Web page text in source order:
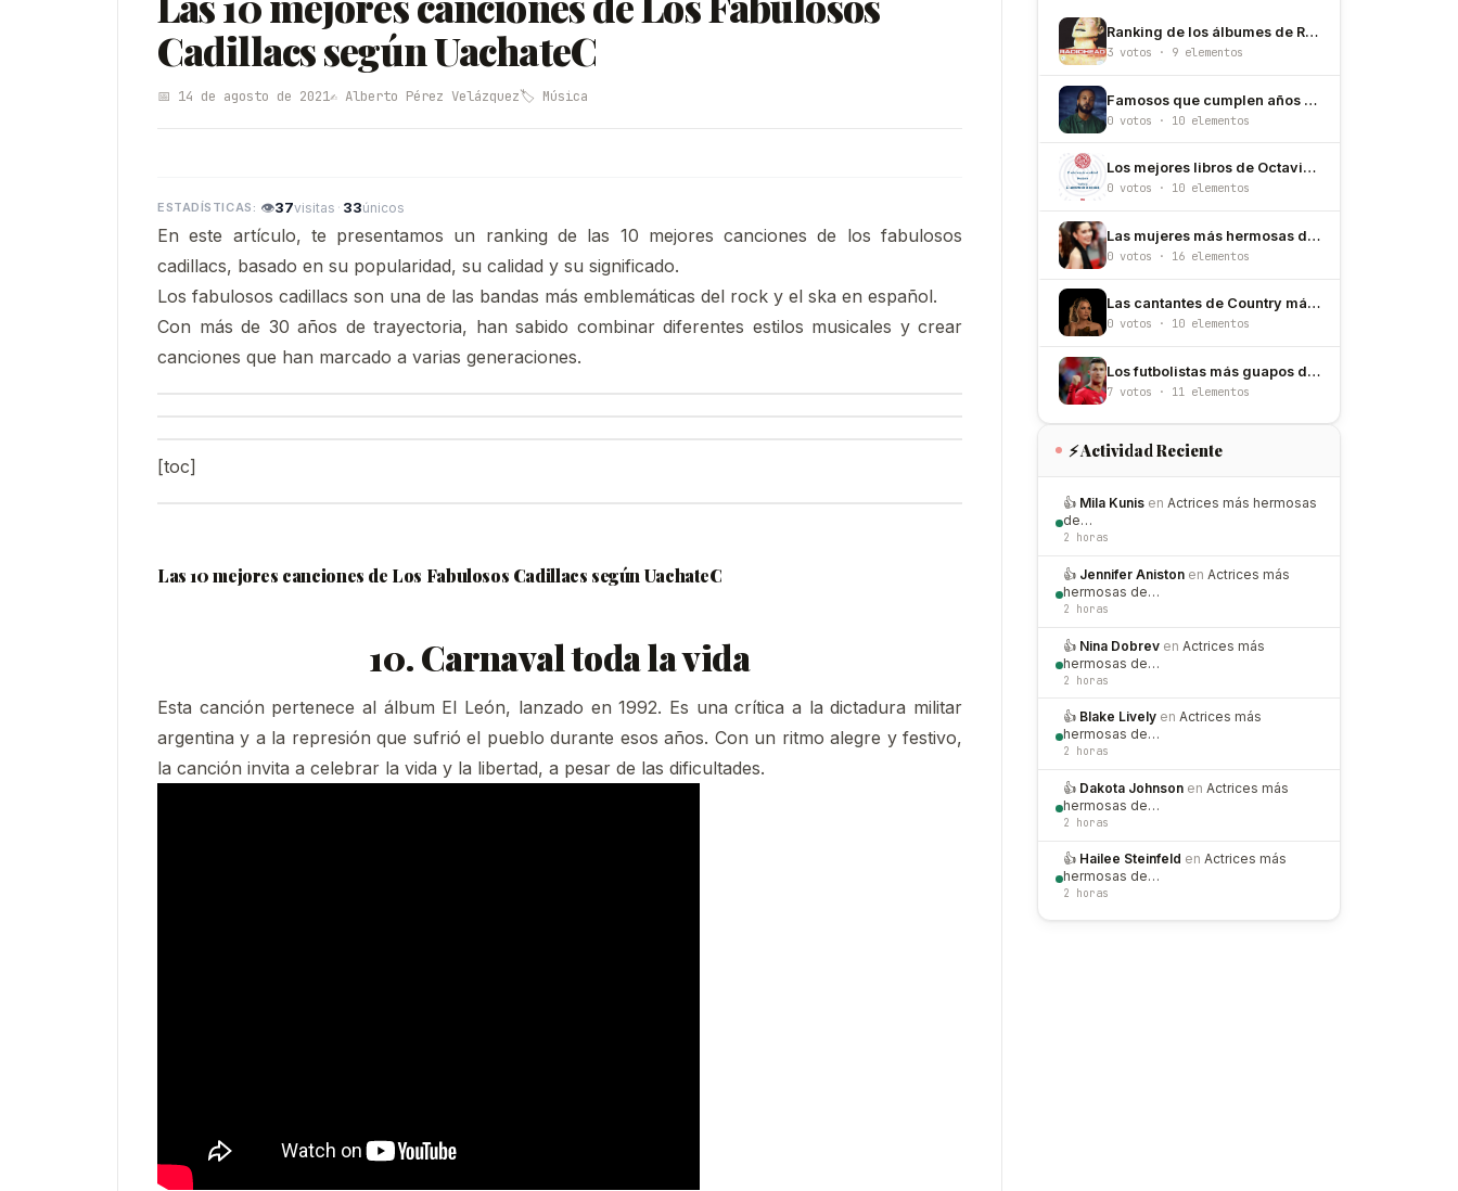
Cadillacs según UachateC
📅 14 de agosto de 2021✍️ Alberto Pérez Velázquez🏷️ Música
👁37visitas · 33únicos
En este artículo, te presentamos un ranking de las 10 mejores canciones de los fabulosos
cadillacs, basado en su popularidad, su calidad y su significado.
Los fabulosos cadillacs son una de las bandas más emblemáticas del rock y el ska en español.
Con más de 30 años de trayectoria, han sabido combinar diferentes estilos musicales y crear
canciones que han marcado a varias generaciones.
[toc]
Las 10 mejores canciones de Los Fabulosos Cadillacs según UachateC
10. Carnaval toda la vida
Esta canción pertenece al álbum El León, lanzado en 1992. Es una crítica a la dictadura militar
argentina y a la represión que sufrió el pueblo durante esos años. Con un ritmo alegre y festivo,
la canción invita a celebrar la vida y la libertad, a pesar de las dificultades.
Ranking de los álbumes de Radiohead
3 votos · 9 elementos
Famosos que cumplen años el 15 de octubre
0 votos · 10 elementos
Los mejores libros de Octavio Paz
0 votos · 10 elementos
Las mujeres más hermosas de Japón
0 votos · 16 elementos
Las cantantes de Country más hermosas del mundo
0 votos · 10 elementos
Los futbolistas más guapos del mundial 2026
7 votos · 11 elementos
⚡ Actividad Reciente
👍 Mila Kunis en Actrices más hermosas
de…
2 horas
👍 Jennifer Aniston en Actrices más
hermosas de…
2 horas
👍 Nina Dobrev en Actrices más
hermosas de…
2 horas
👍 Blake Lively en Actrices más
hermosas de…
2 horas
👍 Dakota Johnson en Actrices más
hermosas de…
2 horas
👍 Hailee Steinfeld en Actrices más
hermosas de…
2 horas